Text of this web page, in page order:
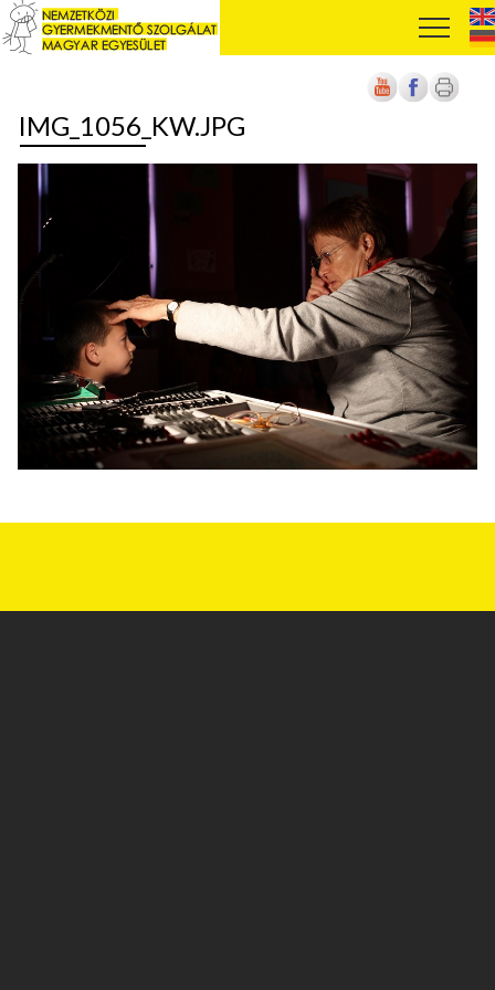
IMG_1056_KW.JPG